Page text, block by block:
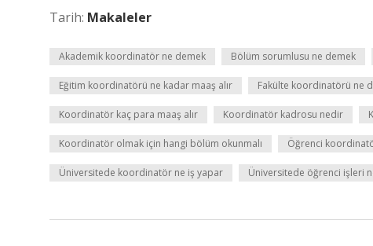
Tarih: Makaleler
Akademik koordinatör ne demek Bölüm sorumlusu ne demek
Eğitim koordinatörü ne kadar maaş alır Fakülte koordinatörü ne
Koordinatör kaç para maaş alır Koordinatör kadrosu nedir
Koordinatör olmak için hangi bölüm okunmalı Öğrenci
Üniversitede koordinatör ne iş yapar Üniversitede öğrenci işleri